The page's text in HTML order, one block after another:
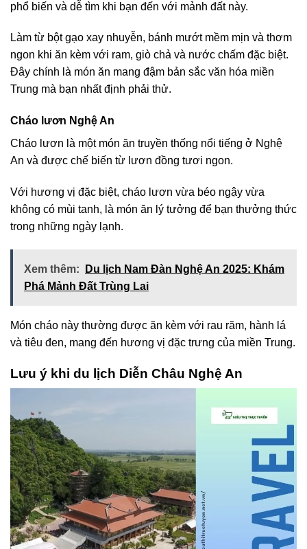
phổ biến và dễ tìm khi bạn đến với mảnh đất này.
Làm từ bột gạo xay nhuyễn, bánh mướt mềm mịn và thơm
ngon khi ăn kèm với ram, giò chả và nước chấm đặc biệt.
Đây chính là món ăn mang đậm bản sắc văn hóa miền
Trung mà bạn nhất định phải thử.
Cháo lươn Nghệ An
Cháo lươn là một món ăn truyền thống nổi tiếng ở Nghệ
An và được chế biến từ lươn đồng tươi ngon.
Với hương vị đặc biệt, cháo lươn vừa béo ngậy vừa
không có mùi tanh, là món ăn lý tưởng để bạn thưởng thức
trong những ngày lạnh.
Xem thêm:
Du lịch Nam Đàn Nghệ An 2025: Khám
Phá Mảnh Đất Trùng Lai
Món cháo này thường được ăn kèm với rau răm, hành lá
và tiêu đen, mang đến hương vị đặc trưng của miền Trung.
Lưu ý khi du lịch Diễn Châu Nghệ An